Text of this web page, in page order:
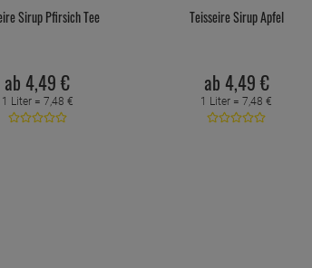
Sirup Pfirsich Tee
ab 4,49 €
1 Liter = 7,48 €
Teisseire Sirup Apfel
ab 4,49 €
1 Liter =7,48 €